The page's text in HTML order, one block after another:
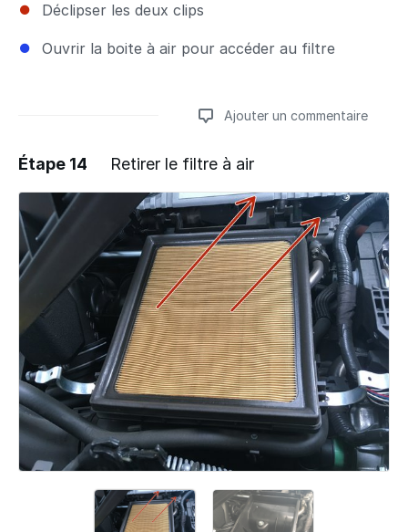
Déclipser les deux clips
Ouvrir la boite à air pour accéder au filtre
Ajouter un commentaire
Ajouter un commentaire
Étape 14 Retirer le filtre à air